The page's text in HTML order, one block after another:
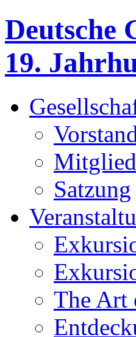
Deutsche
19.
Satzung
The Art